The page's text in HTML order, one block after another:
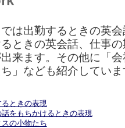
は出勤するときの英
ときの英会話、仕事
来ます。その他に「
」なども紹介していま
ときの表現
をもちかけるときの表現
スの小物たち